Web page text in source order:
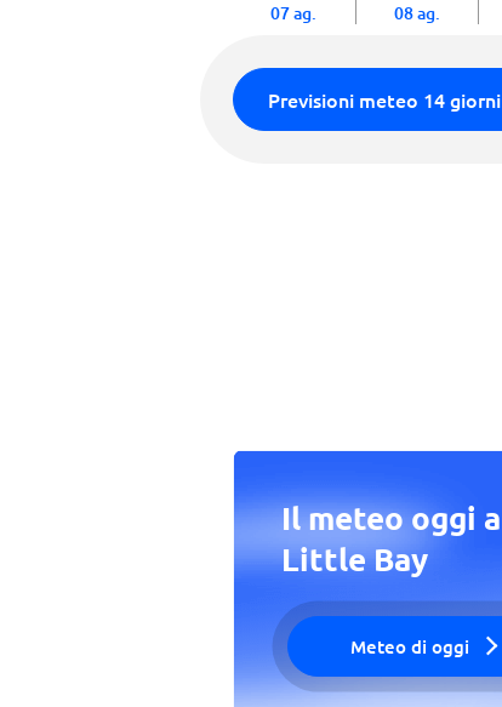
07 ag. 08 ag.
Previsioni meteo 14 giorni
Il meteo oggi a
Little Bay
Meteo di oggi